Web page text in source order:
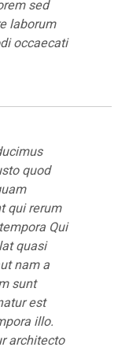
sed
laborum
occaecati
quod
qui rerum
Qui
quasi
nam a
sunt
est
illo.
architecto